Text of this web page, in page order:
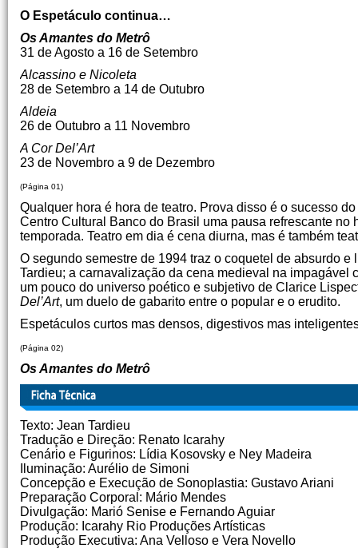
O Espetáculo continua…
Os Amantes do Metrô
31 de Agosto a 16 de Setembro
Alcassino e Nicoleta
28 de Setembro a 14 de Outubro
Aldeia
26 de Outubro a 11 Novembro
A Cor Del’Art
23 de Novembro a 9 de Dezembro
(Página 01)
Qualquer hora é hora de teatro. Prova disso é o sucesso
Centro Cultural Banco do Brasil uma pausa refrescante
temporada. Teatro em dia é cena diurna, mas é também
O segundo semestre de 1994 traz o coquetel de absurdo e
Tardieu; a carnavalização da cena medieval na
um pouco do universo poético e subjetivo de Clarice
Del’Art, um duelo de gabarito entre o popular e o erudito.
Espetáculos curtos mas densos, digestivos mas
(Página 02)
Os Amantes do Metrô
Texto: Jean Tardieu
Tradução e Direção: Renato Icarahy
Cenário e Figurinos: Lídia Kosovsky e Ney Madeira
Iluminação: Aurélio de Simoni
Concepção e Execução de Sonoplastia: Gustavo Ariani
Preparação Corporal: Mário Mendes
Divulgação: Marió Senise e Fernando Aguiar
Produção: Icarahy Rio Produções Artísticas
Produção Executiva: Ana Velloso e Vera Novello